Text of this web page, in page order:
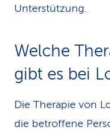
Unterstützung.
Welche
gibt es bei
Die Therapie von
die betroffene